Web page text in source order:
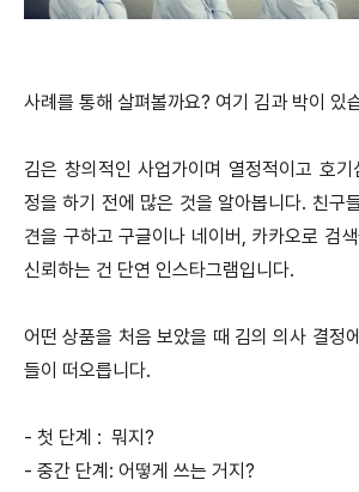
사례를 통해 살펴볼까요? 여기 김과 박이 있
김은 창의적인 사업가이며 열정적이고 호
정을 하기 전에 많은 것을 알아봅니다. 친구
견을 구하고 구글이나 네이버, 카카오로 검
신뢰하는 건 단연 인스타그램입니다.
어떤 상품을 처음 보았을 때 김의 의사 결정
들이 떠오릅니다.
- 첫 단계 : 뭐지?
- 중간 단계: 어떻게 쓰는 거지?